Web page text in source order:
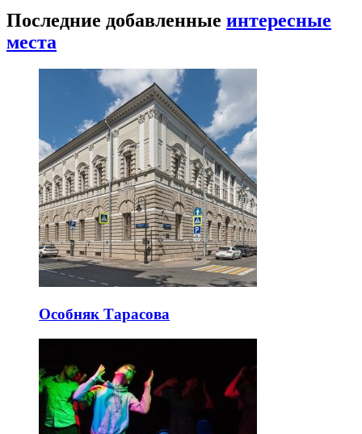
Последние добавленные интересные
места
Особняк Тарасова